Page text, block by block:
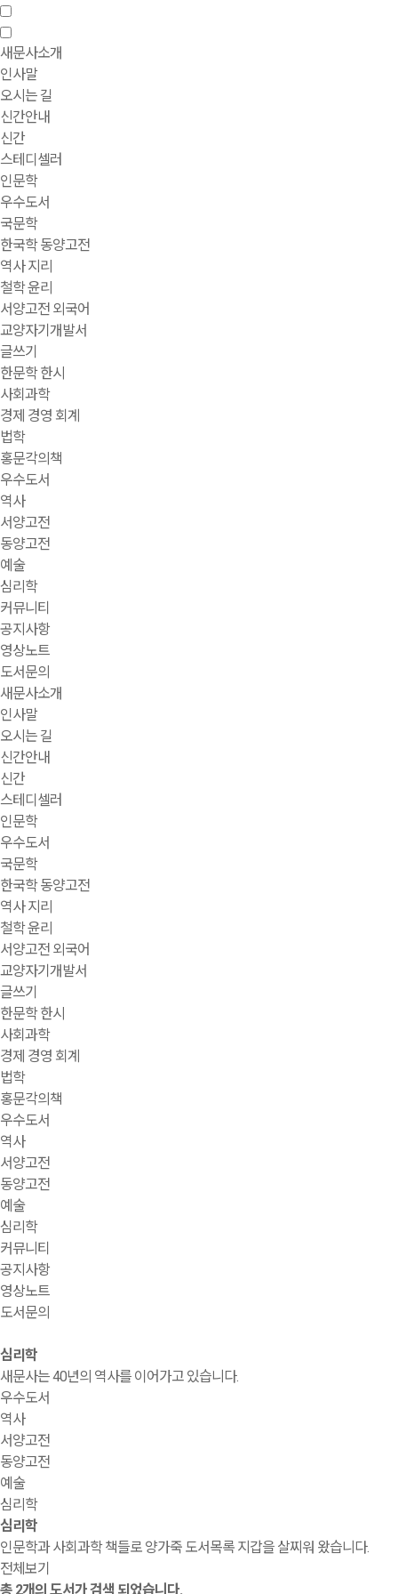
새문사소개
인사말
오시는 길
신간안내
신간
스테디셀러
인문학
우수도서
국문학
한국학 동양고전
역사 지리
철학 윤리
서양고전 외국어
교양자기개발서
글쓰기
한문학 한시
사회과학
경제 경영 회계
법학
홍문각의책
우수도서
역사
서양고전
동양고전
예술
심리학
커뮤니티
공지사항
영상노트
도서문의
새문사소개
인사말
오시는 길
신간안내
신간
스테디셀러
인문학
우수도서
국문학
한국학 동양고전
역사 지리
철학 윤리
서양고전 외국어
교양자기개발서
글쓰기
한문학 한시
사회과학
경제 경영 회계
법학
홍문각의책
우수도서
역사
서양고전
동양고전
예술
심리학
커뮤니티
공지사항
영상노트
도서문의
심리학
새문사는 40년의 역사를 이어가고 있습니다.
우수도서
역사
서양고전
동양고전
예술
심리학
심리학
인문학과 사회과학 책들로 양가죽 도서목록 지갑을 살찌워 왔습니다.
전체보기
총 2개의 도서가 검색 되었습니다.